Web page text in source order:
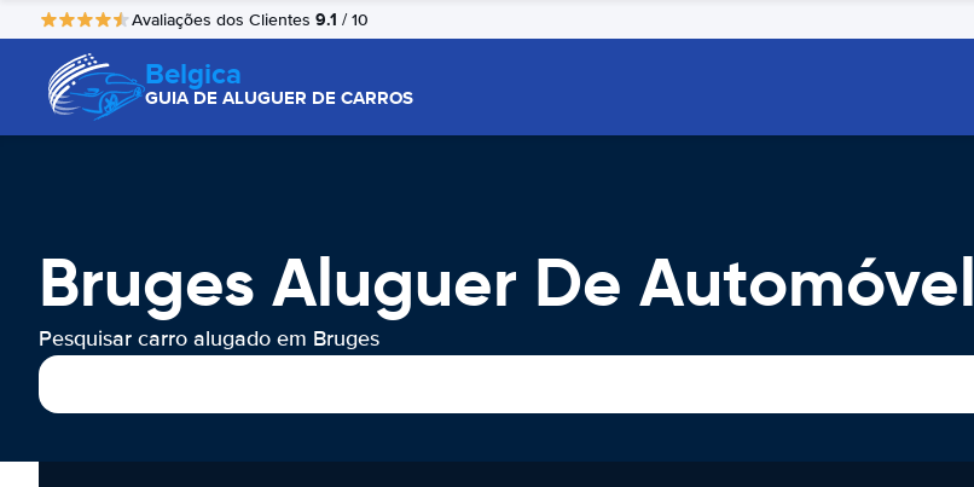
Avaliações dos Clientes 9.1 / 10
Belgica
GUIA DE ALUGUER DE CARROS
Bruges Aluguer De Automóvel
Pesquisar carro alugado em Bruges